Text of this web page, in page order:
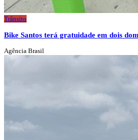
Trânsito
Bike Santos terá gratuidade em dois
Agência Brasil